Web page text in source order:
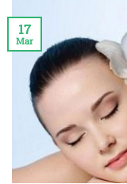
17
Mar